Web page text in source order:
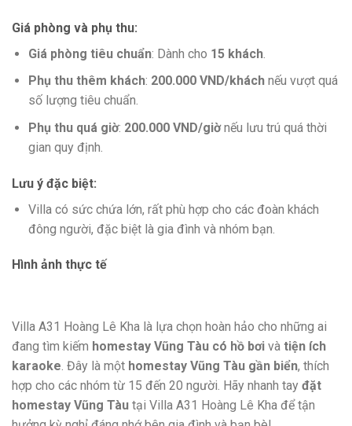
Giá phòng và phụ thu:
Giá phòng tiêu chuẩn: Dành cho 15 khách.
Phụ thu thêm khách: 200.000 VND/kháchnếu vượt quá
số lượng tiêu chuẩn.
Phụ thu quá giờ: 200.000 VND/giờnếu lưu trú quá thời
gian quy định.
Lưu ý đặc biệt:
Villa có sức chứa lớn, rất phù hợp cho các đoàn khách
đông người, đặc biệt là gia đình và nhóm bạn.
Hình ảnh thực tế
Villa A31 Hoàng Lê Kha là lựa chọn hoàn hảo cho những ai
đang tìm kiếm homestay Vũng Tàu có hồ bơi và tiện ích
karaoke. Đây là một homestay Vũng Tàu gần biển, thích
hợp cho các nhóm từ 15 đến 20 người. Hãy nhanh tay đặt
homestay Vũng Tàu tại Villa A31 Hoàng Lê Kha để tận